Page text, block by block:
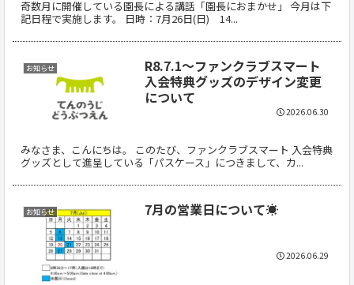
奇数月に開催している園長による講話「園長におまかせ」 今月は下
記日程で実施します。 日時：7月26日(日) 14...
お知らせ
R8.7.1～ファンクラブスマート
入会特典グッズのデザイン変更
について
みなさま、こんにちは。 このたび、ファンクラブスマート 入会特典
グッズとして進呈している「パスケース」につきまして、カ...
2026.06.30
お知らせ 7月の営業日について☀
2026.06.29